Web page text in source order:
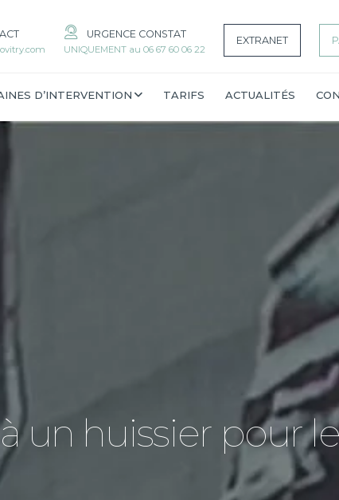
URGENCE CONSTAT
UNIQUEMENT au 06 67 60 06 22
EXTRANET
D’INTERVENTION TARIFS ACTUALITÉS
un huissier pour le